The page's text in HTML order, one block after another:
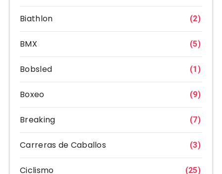
Biathlon (2)
BMX (5)
Bobsled (1)
Boxeo (9)
Breaking (7)
Carreras de Caballos (3)
Ciclismo (25)